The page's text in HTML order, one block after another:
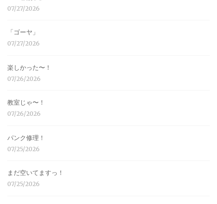
07/27/2026
「ゴーヤ」
07/27/2026
楽しかった〜！
07/26/2026
教室じゃ〜！
07/26/2026
パンク修理！
07/25/2026
まだ空いてますっ！
07/25/2026